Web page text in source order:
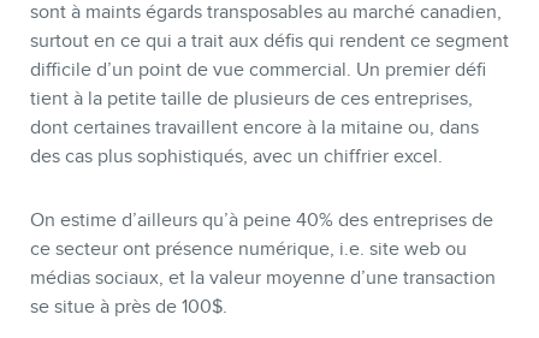
sont à maints égards transposables au marché canadien,
surtout en ce qui a trait aux défis qui rendent ce segment
difficile d’un point de vue commercial. Un premier défi
tient à la petite taille de plusieurs de ces entreprises,
dont certaines travaillent encore à la mitaine ou, dans
des cas plus sophistiqués, avec un chiffrier excel.
On estime d’ailleurs qu’à peine 40% des entreprises de
ce secteur ont présence numérique, i.e. site web ou
médias sociaux, et la valeur moyenne d’une transaction
se situe à près de 100$.